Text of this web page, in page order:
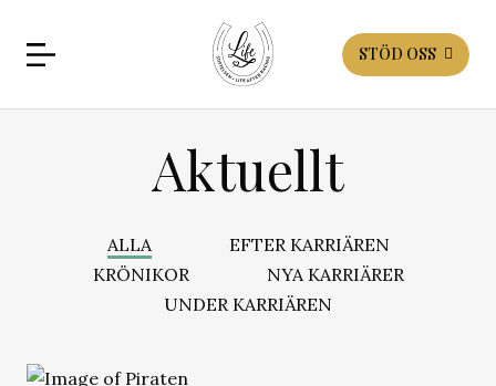
STÖD OSS
Aktuellt
ALLA
EFTER KARRIÄREN
KRÖNIKOR
NYA KARRIÄRER
UNDER KARRIÄREN